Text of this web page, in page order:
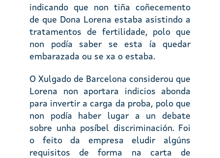
indicando que non tiña coñecemento
de que Dona Lorena estaba asistindo a
tratamentos de fertilidade, polo que
non podía saber se esta ía quedar
embarazada ou se xa o estaba.
O Xulgado de Barcelona considerou que
Lorena non aportara indicios abonda
para invertir a carga da proba, polo que
non podía haber lugar a un debate
sobre unha posíbel discriminación. Foi
o feito da empresa eludir algúns
requisitos de forma na carta de